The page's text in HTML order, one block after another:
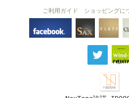
THE SAX
Ocarina
ご利用ガイド ショッピングに